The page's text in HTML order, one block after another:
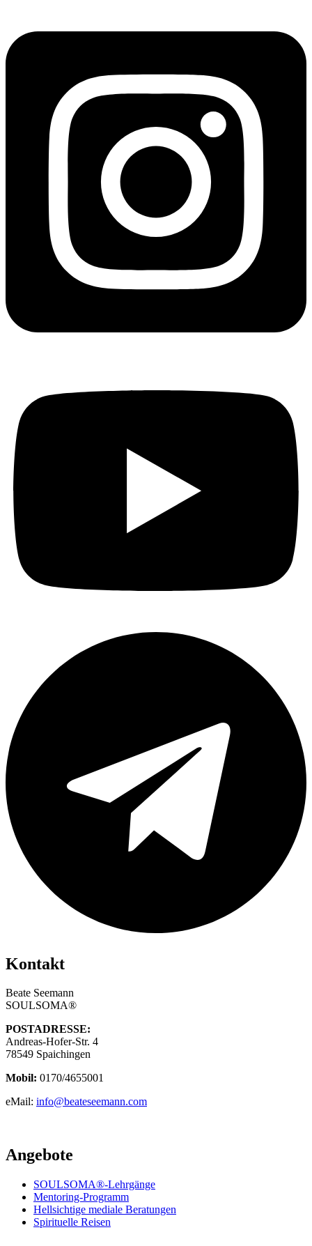
Kontakt
Beate Seemann
SOULSOMA®
POSTADRESSE:
Andreas-Hofer-Str. 4
78549 Spaichingen
Mobil: 0170/4655001
eMail: info@beateseemann.com
Angebote
SOULSOMA®-Lehrgänge
Mentoring-Programm
Hellsichtige mediale Beratungen
Spirituelle Reisen